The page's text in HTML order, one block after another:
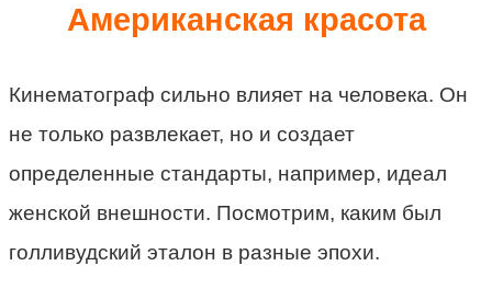
Американская красота
Кинематограф сильно влияет на человека. Он
не только развлекает, но и создает
определенные стандарты, например, идеал
женской внешности. Посмотрим, каким был
голливудский эталон в разные эпохи.